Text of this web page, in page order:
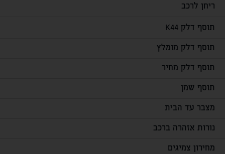
ריחן לרכב
תוסף דלק K44
תוסף דלק מומלץ
תוסף דלק מחיר
תוסף שמן
מצבר עד הבית
נורות אזהרה ברכב
מחירון צמיגים